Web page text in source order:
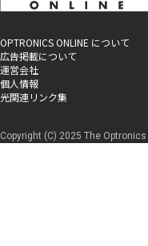
OPTRONICS ONLINE について
広告掲載について
運営会社
個人情報
光関連リンク集
Copyright (C) 2025 The